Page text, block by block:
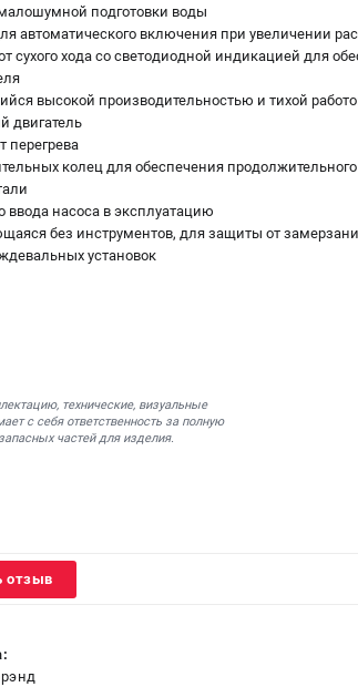
подготовки воды
автоматического включения при увеличении
сухого хода со светодиодной индикацией для
высокой производительностью и тихой
двигатель
перегрева
колец для обеспечения
ввода насоса в эксплуатацию
без инструментов, для защиты от
установок
технические, визуальные
с себя ответственность за полную
частей для изделия.
отзыв